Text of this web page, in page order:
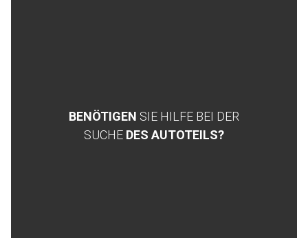
BENÖTIGEN SIE HILFE BEI DER
SUCHE DES AUTOTEILS?